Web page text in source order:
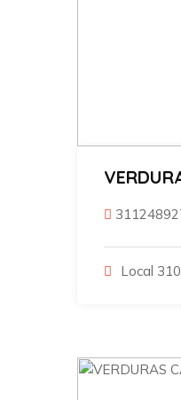
Local